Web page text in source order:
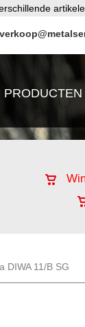
PRODUCTEN
DIWA 11/B SG